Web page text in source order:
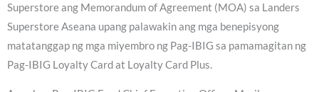
Superstore ang Memorandum of Agreement (MOA) sa Landers
Superstore Aseana upang palawakin ang mga benepisyong
matatanggap ng mga miyembro ng Pag-IBIG sa pamamagitan ng
Pag-IBIG Loyalty Card at Loyalty Card Plus.